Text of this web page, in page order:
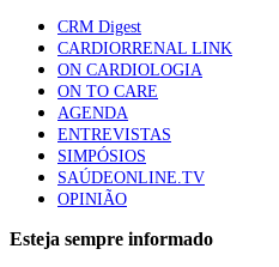
CRM Digest
CARDIORRENAL LINK
ON CARDIOLOGIA
ON TO CARE
AGENDA
ENTREVISTAS
SIMPÓSIOS
SAÚDEONLINE.TV
OPINIÃO
Esteja sempre informado